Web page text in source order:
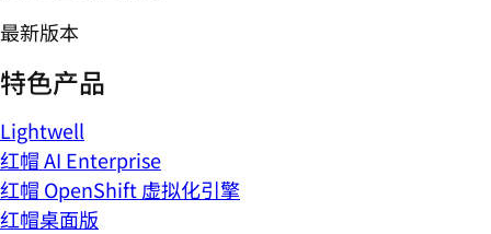
最新版本
特色产品
Lightwell
红帽 AI Enterprise
红帽 OpenShift 虚拟化引擎
红帽桌面版